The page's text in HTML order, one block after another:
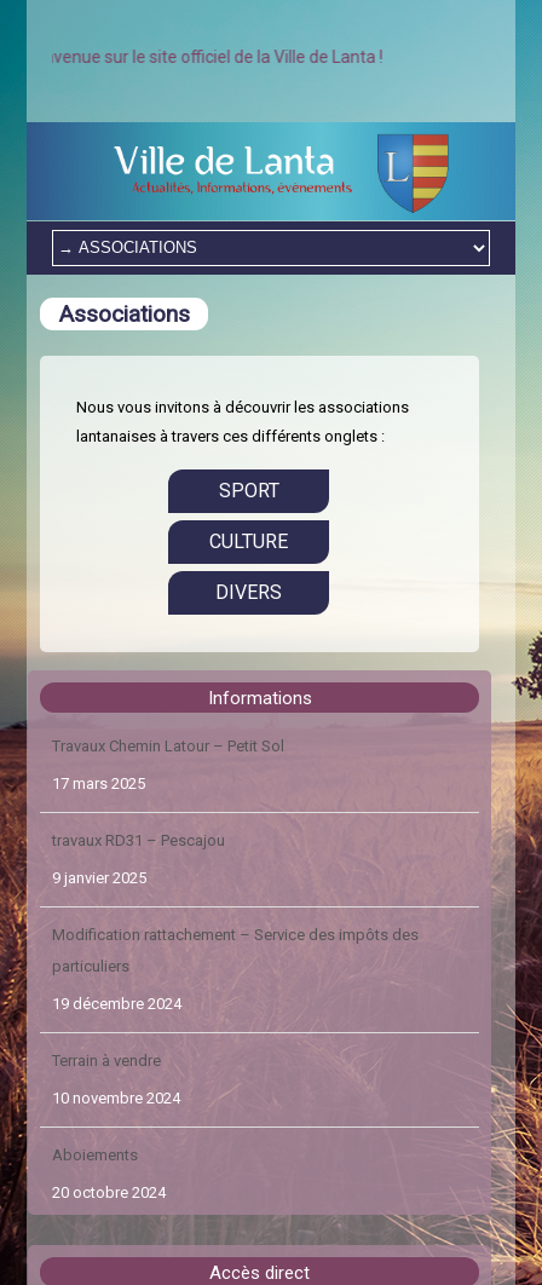
sur le site officiel de la Ville de Lanta !
Associations
Nous vous invitons à découvrir les associations
lantanaises à travers ces différents onglets :
SPORT
CULTURE
DIVERS
Informations
Travaux Chemin Latour – Petit Sol
17 mars 2025
travaux RD31 – Pescajou
9 janvier 2025
Modification rattachement – Service des impôts des
particuliers
19 décembre 2024
Terrain à vendre
10 novembre 2024
Aboiements
20 octobre 2024
Abaissement de l’âge requis à 17 ans pour le permis de
Accès direct